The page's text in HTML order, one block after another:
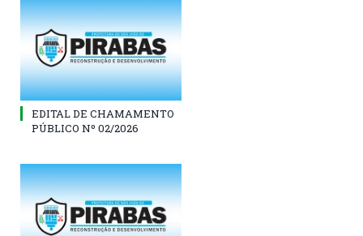
EDITAL DE CHAMAMENTO
PÚBLICO Nº 02/2026